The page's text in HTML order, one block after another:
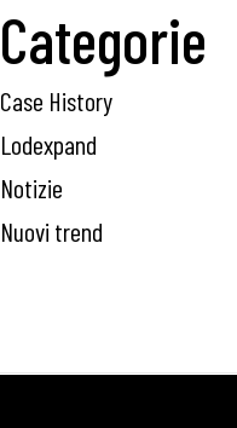
Categorie
Case History
Lodexpand
Notizie
Nuovi trend